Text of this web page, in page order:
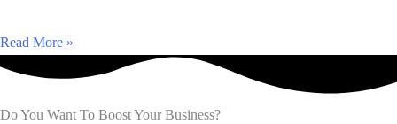
Read More »
Do You Want To Boost Your Business?